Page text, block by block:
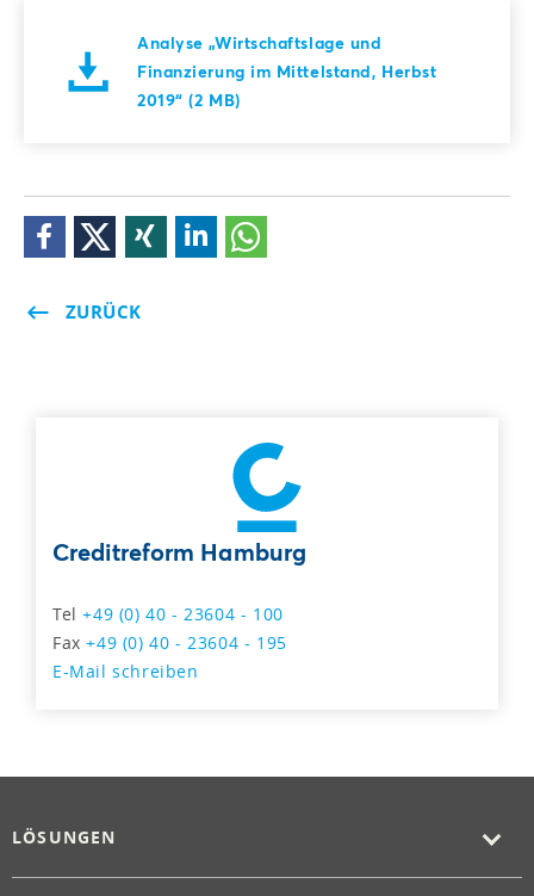
Analyse „Wirtschaftslage und
Finanzierung im Mittelstand, Herbst
2019“ (2 MB)
ZURÜCK
Creditreform Hamburg
Tel+49 (0) 40 - 23604 - 100
Fax+49 (0) 40 - 23604 - 195
E-Mail schreiben
LÖSUNGEN